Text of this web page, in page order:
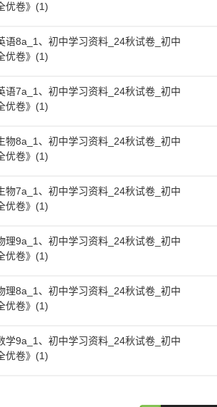
优卷》(1)
语8a_1、初中学习资料_24秋试卷_初中
优卷》(1)
语7a_1、初中学习资料_24秋试卷_初中
优卷》(1)
物8a_1、初中学习资料_24秋试卷_初中
优卷》(1)
物7a_1、初中学习资料_24秋试卷_初中
优卷》(1)
理9a_1、初中学习资料_24秋试卷_初中
优卷》(1)
理8a_1、初中学习资料_24秋试卷_初中
优卷》(1)
学9a_1、初中学习资料_24秋试卷_初中
优卷》(1)